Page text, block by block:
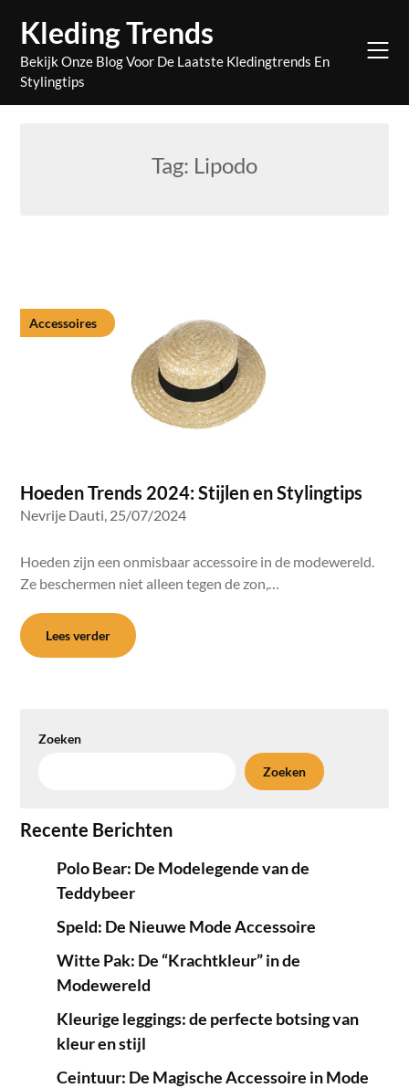
content
Kleding Trends
Bekijk Onze Blog Voor De Laatste Kledingtrends En
Stylingtips
Tag: Lipodo
Accessoires
Hoeden Trends 2024: Stijlen en Stylingtips
Nevrije Dauti, 25/07/2024
Hoeden zijn een onmisbaar accessoire in de modewereld.
Ze beschermen niet alleen tegen de zon,…
Lees verder
Zoeken
Zoeken
Recente Berichten
Polo Bear: De Modelegende van de
Teddybeer
Speld: De Nieuwe Mode Accessoire
Witte Pak: De “Krachtkleur” in de
Modewereld
Kleurige leggings: de perfecte botsing van
kleur en stijl
Ceintuur: De Magische Accessoire in Mode